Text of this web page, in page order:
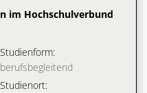
im Hochschulverbund
Studienform:
berufsbegleitend
Studienort: